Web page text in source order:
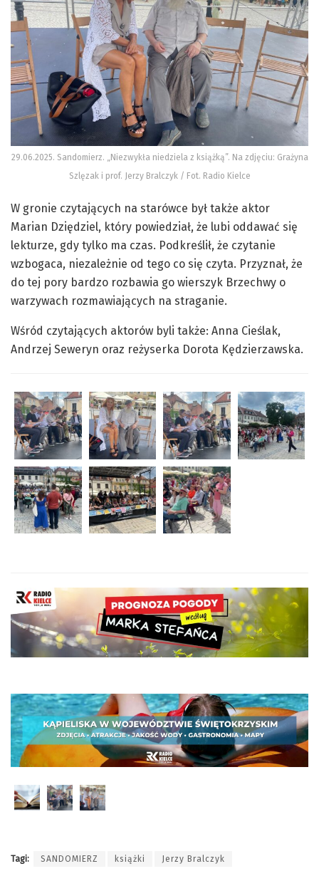
29.06.2025. Sandomierz. „Niezwykła niedziela z książką”. Na zdjęciu: Grażyna
Szlęzak i prof. Jerzy Bralczyk / Fot. Radio Kielce
W gronie czytających na starówce był także aktor
Marian Dziędziel, który powiedział, że lubi oddawać się
lekturze, gdy tylko ma czas. Podkreślił, że czytanie
wzbogaca, niezależnie od tego co się czyta. Przyznał, że
do tej pory bardzo rozbawia go wierszyk Brzechwy o
warzywach rozmawiających na straganie.
Wśród czytających aktorów byli także: Anna Cieślak,
Andrzej Seweryn oraz reżyserka Dorota Kędzierzawska.
Tagi: SANDOMIERZ książki Jerzy Bralczyk